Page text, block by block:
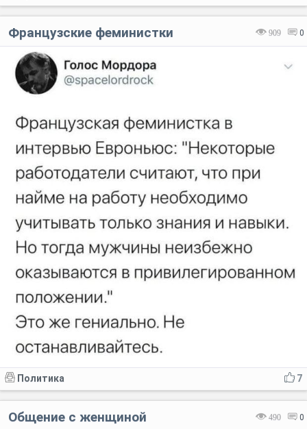
909 0
Французские феминистки
7
Политика
490 0
Общение с женщиной